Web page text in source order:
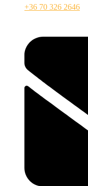
+36 70 326 2646